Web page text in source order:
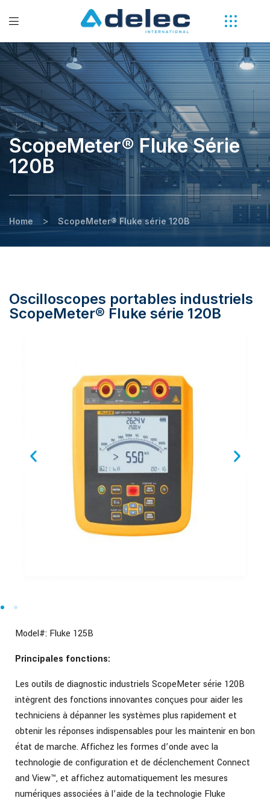
ScopeMeter® Fluke Série
120B
Home > ScopeMeter® Fluke série 120B
Oscilloscopes portables industriels
ScopeMeter® Fluke série 120B
Model#: Fluke 125B
Principales fonctions:
Les outils de diagnostic industriels ScopeMeter série 120B
intègrent des fonctions innovantes conçues pour aider les
techniciens à dépanner les systèmes plus rapidement et
obtenir les réponses indispensables pour les maintenir en bon
état de marche. Affichez les formes d’onde avec la
technologie de configuration et de déclenchement Connect
and View™, et affichez automatiquement les mesures
numériques associées à l’aide de la technologie Fluke